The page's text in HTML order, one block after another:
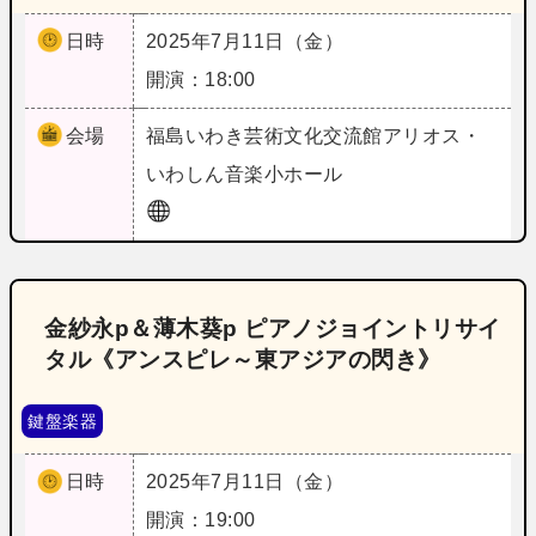
日時
2025年7月11日（金）
開演：18:00
会場 福島いわき芸術文化交流館アリオス・
いわしん音楽小ホール
金紗永p＆薄木葵p ピアノジョイントリサイ
タル《アンスピレ～東アジアの閃き》
鍵盤楽器
日時
2025年7月11日（金）
開演：19:00